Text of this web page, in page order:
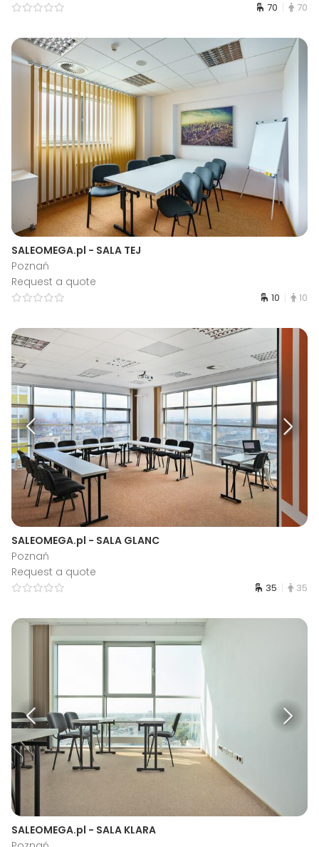
70 70
SALEOMEGA.pl - SALA TEJ
Poznań
Request a quote
10 10
SALEOMEGA.pl - SALA GLANC
Poznań
Request a quote
35 35
SALEOMEGA.pl - SALA KLARA